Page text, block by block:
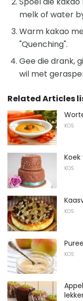
melk of water
Warm kakao
"Quenching".
Gee die drank,
wil met
Related Articles
KOS
KOS
KOS
KOS